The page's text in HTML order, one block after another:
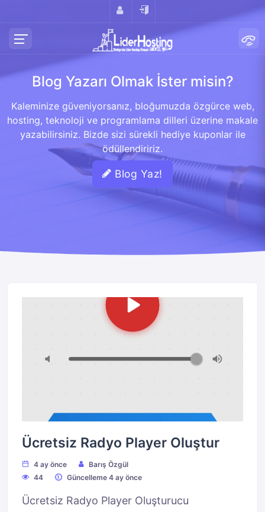
Blog Yazarı Olmak İster misin?
Kaleminize güveniyorsanız, bloğumuzda özgürce web,
hosting, teknoloji ve programlama dilleri üzerine makale
yazabilirsiniz. Bizde sizi sürekli hediye kuponlar ile
ödüllendiririz.
Blog Yaz!
Ücretsiz Radyo Player Oluştur
4 ay önce
Barış Özgül
44
Güncelleme 4 ay önce
Ücretsiz Radyo Player Oluşturucu